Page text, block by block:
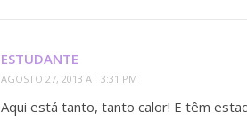
ESTUDANTE
AGOSTO 27, 2013 AT 3:31 PM
Aqui está tanto, tanto calor! E têm